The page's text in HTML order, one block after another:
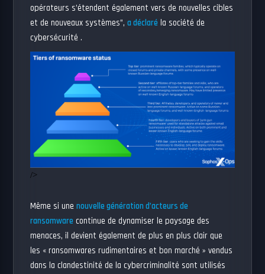
opérateurs s’étendent également vers de nouvelles cibles
et de nouveaux systèmes”,a déclaré la société de
cybersécurité .
/>
Même si unenouvelle génération d’acteurs de
ransomware continue de dynamiser le paysage des
menaces, il devient également de plus en plus clair que
les « ransomwares rudimentaires et bon marché » vendus
dans la clandestinité de la cybercriminalité sont utilisés